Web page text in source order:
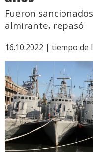
Fueron
almirante, repasó
16.10.2022 | tiempo de